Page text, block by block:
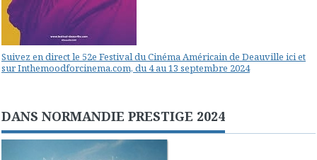
Suivez en direct le 52e Festival du Cinéma Américain de Deauville ici et
sur Inthemoodforcinema.com, du 4 au 13 septembre 2024
DANS NORMANDIE PRESTIGE 2024